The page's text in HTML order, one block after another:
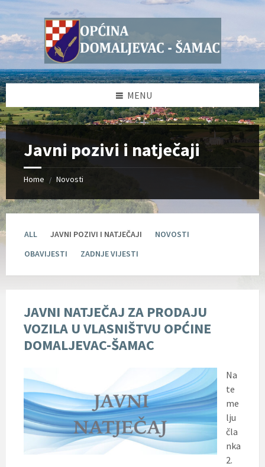
Skip
to
Skip
to
sidebar
Skip
to
sidebar
Skip
to
MENU
Javni pozivi i natječaji
Home / Novosti
ALL JAVNI POZIVI I NATJEČAJI
NOVOSTI
OBAVIJESTI
ZADNJE VIJESTI
JAVNI NATJEČAJ ZA PRODAJU
VOZILA U VLASNIŠTVU OPĆINE
DOMALJEVAC-ŠAMAC
Na
te
me
lju
čla
nka
2.